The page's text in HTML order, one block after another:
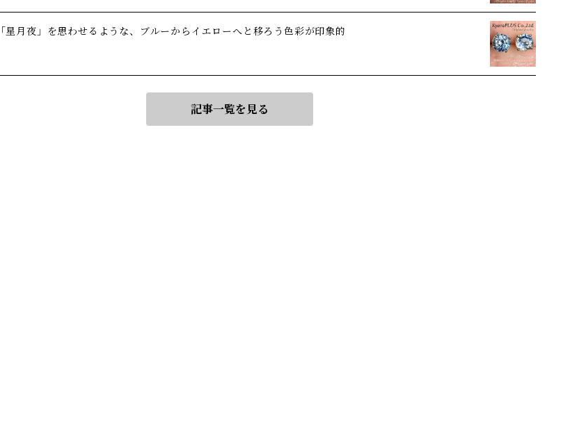
星月夜」を思わせるような、ブルーからイエローへと移ろう色彩が印象的
記事一覧を見る